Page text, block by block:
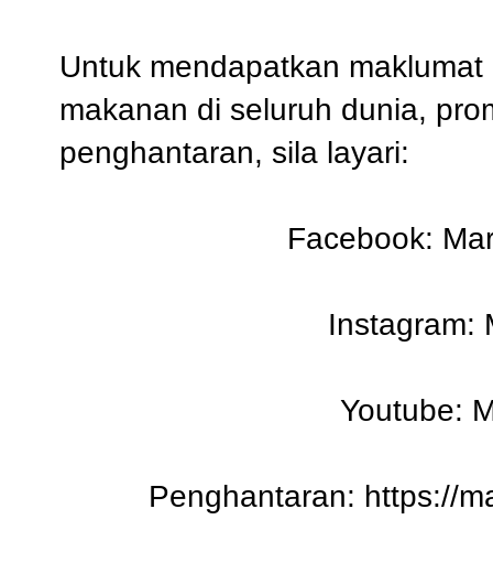
Untuk mendapatkan
makanan di seluruh dunia,
penghantaran, sila layari:
Facebook:
Instagram:
Youtube:
Penghantaran: https://